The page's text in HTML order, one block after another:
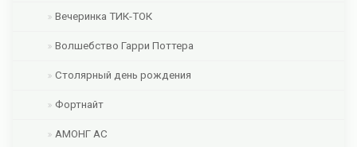
Вечеринка ТИК-ТОК
Волшебство Гарри Поттера
Столярный день рождения
Фортнайт
АМОНГ АС